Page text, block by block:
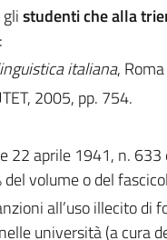
studenti che alla
italiana,
2005, pp. 754.
22 aprile 1941, n.
volume o del
all’uso illecito di
università (a cura